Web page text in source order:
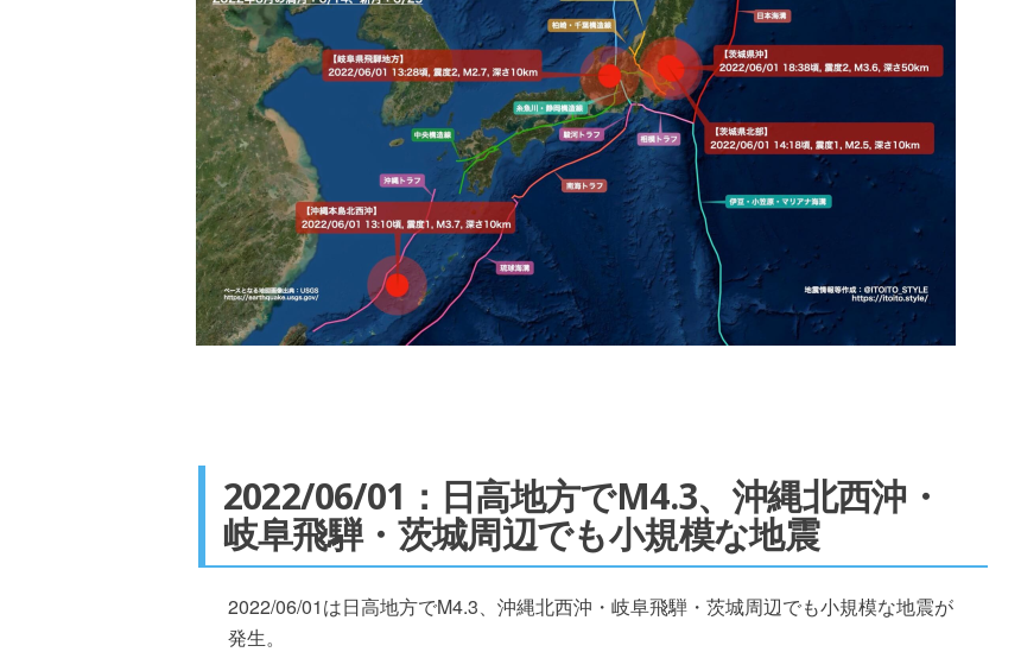
2022/06/01：日高地方でM4.3、沖縄北西沖・
岐阜飛騨・茨城周辺でも小規模な地震
2022/06/01は日高地方でM4.3、沖縄北西沖・岐阜飛騨・茨城周辺でも小規模な地震が
発生。